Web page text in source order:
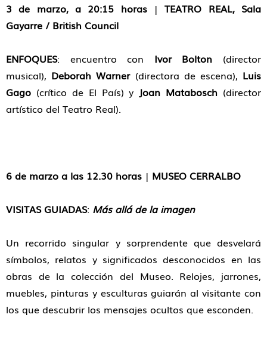
3 de marzo, a 20:15 horas |TEATRO REAL, Sala
Gayarre / British Council
ENFOQUES: encuentro con Ivor Bolton (director
musical), Deborah Warner(directora de escena), Luis
Gago (crítico de El País) y Joan Matabosch (director
artístico del Teatro Real).
6 de marzo a las 12.30 horas | MUSEO CERRALBO
VISITAS GUIADAS: Más allá de la imagen
Un recorrido singular y sorprendente que desvelará
símbolos, relatos y significados desconocidos en las
obras de la colección del Museo. Relojes, jarrones,
muebles, pinturas y esculturas guiarán al visitante con
los que descubrir los mensajes ocultos que esconden.